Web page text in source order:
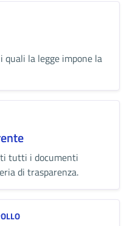
la legge impone la
tutti i documenti
di trasparenza.